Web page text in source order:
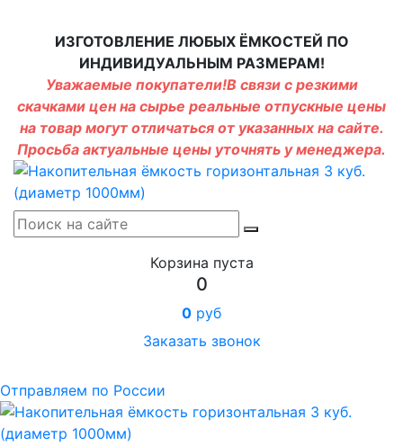
ИЗГОТОВЛЕНИЕ ЛЮБЫХ ЁМКОСТЕЙ ПО
ИНДИВИДУАЛЬНЫМ РАЗМЕРАМ!
Уважаемые покупатели!В связи с резкими
скачками цен на сырье реальные отпускные цены
на товар могут отличаться от указанных на сайте.
Просьба актуальные цены уточнять у менеджера.
Корзина пуста
0
0 руб
Заказать звонок
Отправляем по России